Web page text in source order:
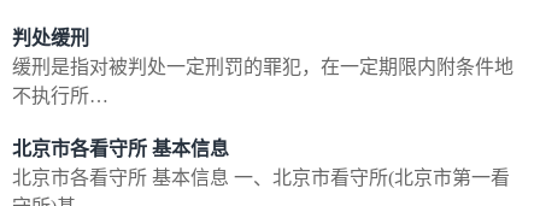
判处缓刑
缓刑是指对被判处一定刑罚的罪犯，在一定期限内附条件地
不执行所…
北京市各看守所 基本信息
北京市各看守所 基本信息 一、北京市看守所(北京市第一看